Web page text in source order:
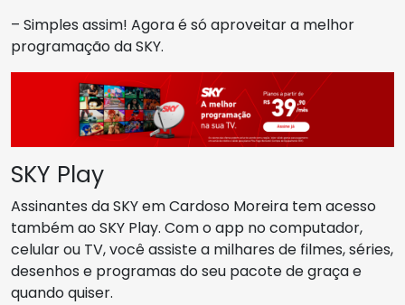
– Simples assim! Agora é só aproveitar a melhor
programação da SKY.
SKY Play
Assinantes da SKY em Cardoso Moreira tem acesso
também ao SKY Play. Com o app no computador,
celular ou TV, você assiste a milhares de filmes, séries,
desenhos e programas do seu pacote de graça e
quando quiser.